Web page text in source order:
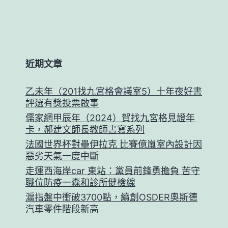
近期文章
乙未年（201找九宮格會議室5）十年夜好書
評選有獎投票啟事
儒家網甲辰年（2024）賀找九宮格見證年
卡，郝建文師長教師書寫系列
法國世界杯對壘伊拉克 比賽億嵐室內設計因
惡劣天氣一度中斷
走運西海岸car 東站：黨員前鋒勇擔負 苦守
職位防疫一森和診所健檢線
滬指盤中衝破3700點，續創OSDER奧斯德
汽車零件階段新高